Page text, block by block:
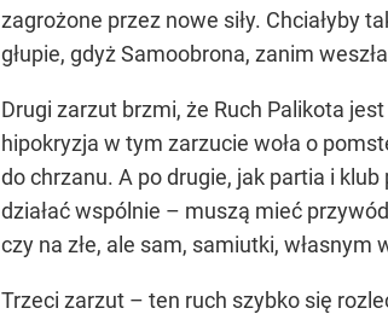
zagrożone przez nowe siły. Chciałyby
głupie, gdyż Samoobrona, zanim
Drugi zarzut brzmi, że Ruch Palikota
hipokryzja w tym zarzucie woła o
do chrzanu. A po drugie, jak partia i
działać wspólnie – muszą mieć
czy na złe, ale sam, samiutki, własnym
Trzeci zarzut – ten ruch szybko się